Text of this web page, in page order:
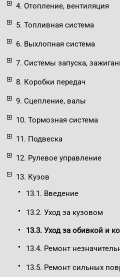
4. Отопление, вентиляция
5. Топливная система
6. Выхлопная система
7. Системы запуска,
8. Коробки передач
9. Сцепление, валы
10. Тормозная система
11. Подвеска
12. Рулевое управление
13. Кузов
13.1. Введение
13.2. Уход за кузовом
13.3. Уход за обивкой и
13.4. Ремонт
13.5. Ремонт сильных